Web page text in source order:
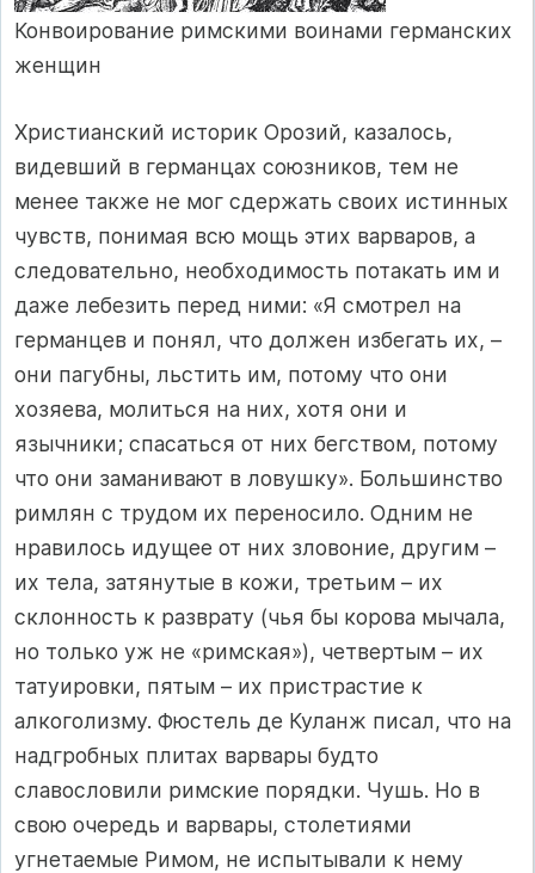
Конвоирование римскими воинами германских
женщин
Христианский историк Орозий, казалось,
видевший в германцах союзников, тем не
менее также не мог сдержать своих истинных
чувств, понимая всю мощь этих варваров, а
следовательно, необходимость потакать им и
даже лебезить перед ними: «Я смотрел на
германцев и понял, что должен избегать их, –
они пагубны, льстить им, потому что они
хозяева, молиться на них, хотя они и
язычники; спасаться от них бегством, потому
что они заманивают в ловушку». Большинство
римлян с трудом их переносило. Одним не
нравилось идущее от них зловоние, другим –
их тела, затянутые в кожи, третьим – их
склонность к разврату (чья бы корова мычала,
но только уж не «римская»), четвертым – их
татуировки, пятым – их пристрастие к
алкоголизму. Фюстель де Куланж писал, что на
надгробных плитах варвары будто
славословили римские порядки. Чушь. Но в
свою очередь и варвары, столетиями
угнетаемые Римом, не испытывали к нему